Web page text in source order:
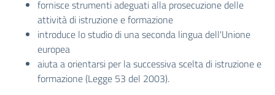
fornisce strumenti adeguati alla prosecuzione delle
attività di istruzione e formazione
introduce lo studio di una seconda lingua dell'Unione
europea
aiuta a orientarsi per la successiva scelta di istruzione e
formazione (Legge 53 del 2003).